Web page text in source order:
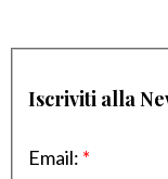
Iscriviti alla
Email: *